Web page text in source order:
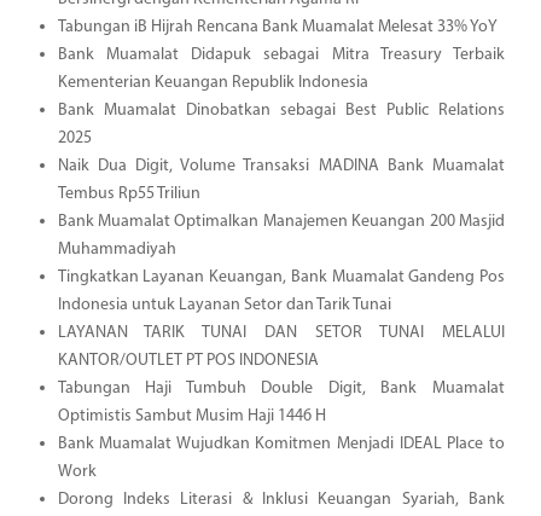
Tabungan iB Hijrah Rencana Bank Muamalat Melesat 33% YoY
Bank Muamalat Didapuk sebagai Mitra Treasury Terbaik
Kementerian Keuangan Republik Indonesia
Bank Muamalat Dinobatkan sebagai Best Public Relations
2025
Naik Dua Digit, Volume Transaksi MADINA Bank Muamalat
Tembus Rp55 Triliun
Bank Muamalat Optimalkan Manajemen Keuangan 200 Masjid
Muhammadiyah
Tingkatkan Layanan Keuangan, Bank Muamalat Gandeng Pos
Indonesia untuk Layanan Setor dan Tarik Tunai
LAYANAN TARIK TUNAI DAN SETOR TUNAI MELALUI
KANTOR/OUTLET PT POS INDONESIA
Tabungan Haji Tumbuh Double Digit, Bank Muamalat
Optimistis Sambut Musim Haji 1446 H
Bank Muamalat Wujudkan Komitmen Menjadi IDEAL Place to
Work
Dorong Indeks Literasi & Inklusi Keuangan Syariah, Bank